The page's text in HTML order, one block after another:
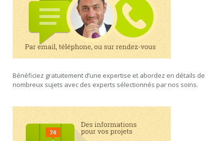
Bénéficiez gratuitement d’une expertise et abordez en détails de
nombreux sujets avec des experts sélectionnés par nos soins.